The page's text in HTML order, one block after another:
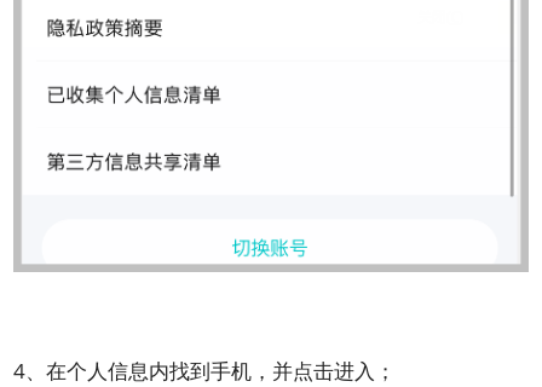
4、在个人信息内找到手机，并点击进入；